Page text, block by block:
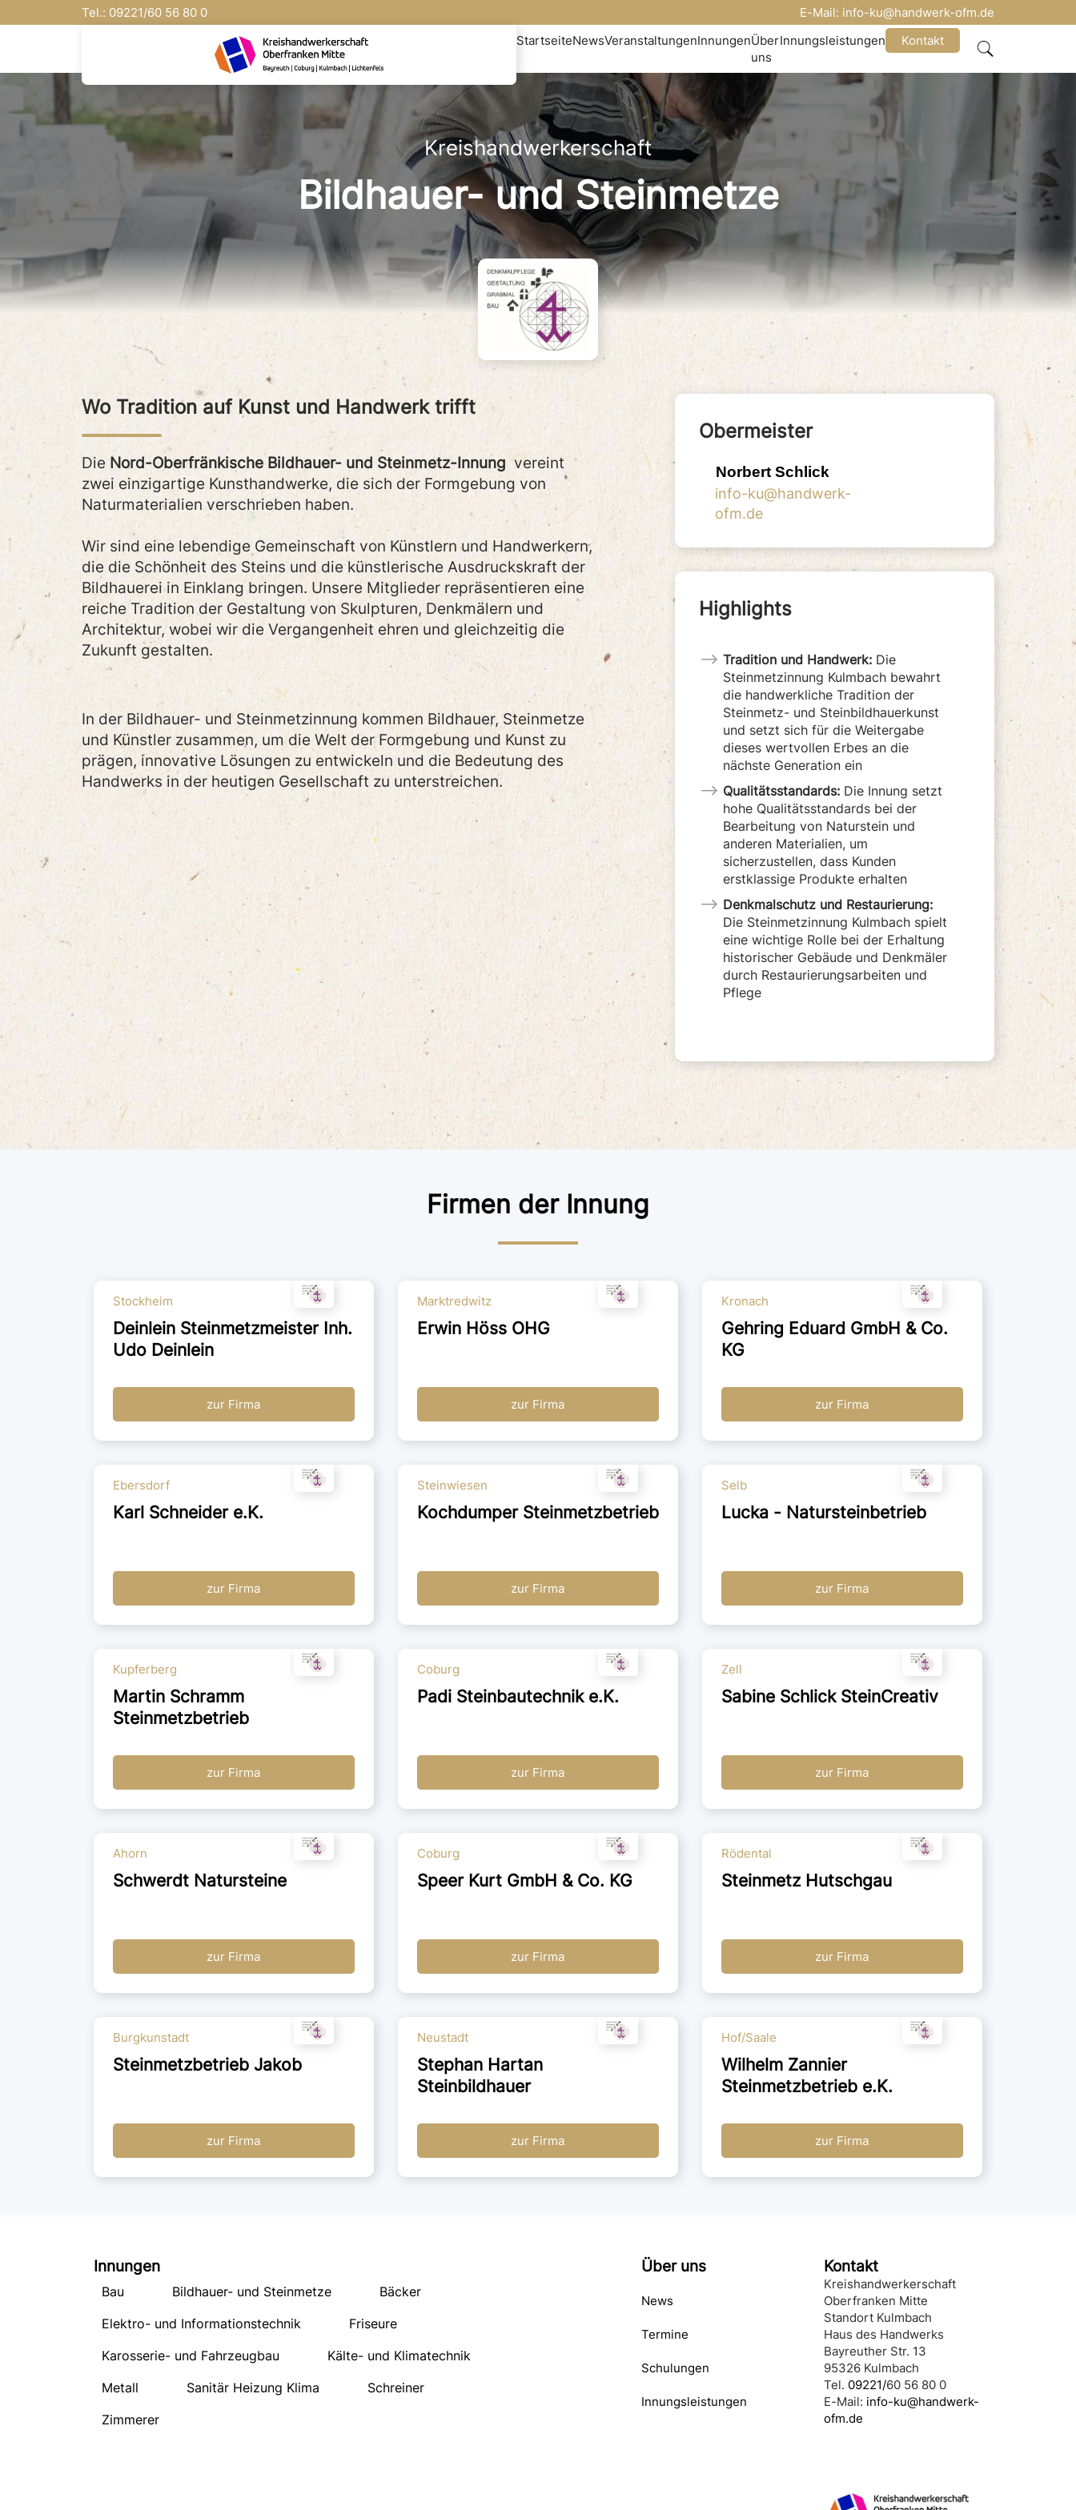
Tel.: 09221/60 56 80 0 E-Mail: info-ku@handwerk-ofm.de
StartseiteNewsVeranstaltungenInnungenÜber
uns
Innungsleistungen Kontakt
Kreishandwerkerschaft
Bildhauer- und Steinmetze
Wo Tradition auf Kunst und Handwerk trifft
Die Nord-Oberfränkische Bildhauer- und Steinmetz-Innung vereint
zwei einzigartige Kunsthandwerke, die sich der Formgebung von
Naturmaterialien verschrieben haben.
Wir sind eine lebendige Gemeinschaft von Künstlern und Handwerkern,
die die Schönheit des Steins und die künstlerische Ausdruckskraft der
Bildhauerei in Einklang bringen. Unsere Mitglieder repräsentieren eine
reiche Tradition der Gestaltung von Skulpturen, Denkmälern und
Architektur, wobei wir die Vergangenheit ehren und gleichzeitig die
Zukunft gestalten.
In der Bildhauer- und Steinmetzinnung kommen Bildhauer, Steinmetze
und Künstler zusammen, um die Welt der Formgebung und Kunst zu
prägen, innovative Lösungen zu entwickeln und die Bedeutung des
Handwerks in der heutigen Gesellschaft zu unterstreichen.
Obermeister
Norbert Schlick
info-ku@handwerk-
ofm.de
Tradition und Handwerk: Die
Steinmetzinnung Kulmbach bewahrt
die handwerkliche Tradition der
Steinmetz- und Steinbildhauerkunst
und setzt sich für die Weitergabe
dieses wertvollen Erbes an die
nächste Generation ein
Qualitätsstandards: Die Innung setzt
hohe Qualitätsstandards bei der
Bearbeitung von Naturstein und
anderen Materialien, um
sicherzustellen, dass Kunden
erstklassige Produkte erhalten
Denkmalschutz und Restaurierung:
Die Steinmetzinnung Kulmbach spielt
eine wichtige Rolle bei der Erhaltung
historischer Gebäude und Denkmäler
durch Restaurierungsarbeiten und
Pflege
Firmen der Innung
Stockheim
Deinlein Steinmetzmeister Inh.
Udo Deinlein
zur Firma
Marktredwitz
Erwin Höss OHG
zur Firma
Kronach
Gehring Eduard GmbH & Co.
KG
zur Firma
Ebersdorf
Karl Schneider e.K.
zur Firma
Steinwiesen
Kochdumper Steinmetzbetrieb
zur Firma
Selb
Lucka - Natursteinbetrieb
zur Firma
Kupferberg
Martin Schramm
Steinmetzbetrieb
zur Firma
Coburg
Padi Steinbautechnik e.K.
zur Firma
Zell
Sabine Schlick SteinCreativ
zur Firma
Ahorn
Schwerdt Natursteine
zur Firma
Coburg
Speer Kurt GmbH & Co. KG
zur Firma
Rödental
Steinmetz Hutschgau
zur Firma
Burgkunstadt
Steinmetzbetrieb Jakob
zur Firma
Neustadt
Stephan Hartan
Steinbildhauer
zur Firma
Hof/Saale
Wilhelm Zannier
Steinmetzbetrieb e.K.
zur Firma
Innungen
Bau Bildhauer- und Steinmetze
Bäcker
Elektro- und Informationstechnik
Friseure
Karosserie- und Fahrzeugbau
Kälte- und Klimatechnik
Metall
Sanitär Heizung Klima
Schreiner
Zimmerer
Über uns
News
Termine
Schulungen
Innungsleistungen
Kontakt
Kreishandwerkerschaft
Oberfranken Mitte
Standort Kulmbach
Haus des Handwerks
Bayreuther Str. 13
95326 Kulmbach
Tel. 09221/60 56 80 0
E-Mail: info-ku@handwerk-
ofm.de